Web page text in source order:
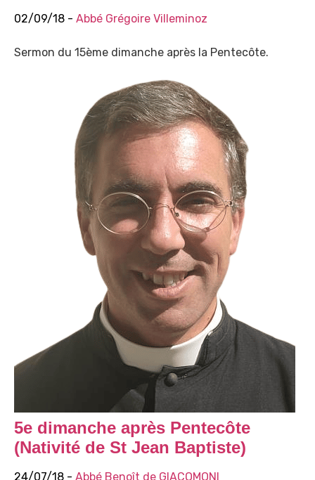
02/09/18 - Abbé Grégoire Villeminoz
Sermon du 15ème dimanche après la Pentecôte.
5e dimanche après Pentecôte
(Nativité de St Jean Baptiste)
24/07/18 - Abbé Benoît de GIACOMONI